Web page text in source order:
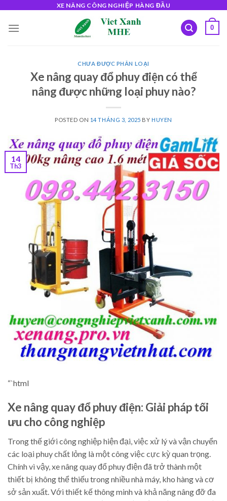
content
XE NÂNG CÔNG NGHIỆP HÀNG ĐẦU
0
CHƯA ĐƯỢC PHÂN LOẠI
Xe nâng quay đổ phuy điện có thể
nâng được những loại phuy nào?
POSTED ON 14 THÁNG 3, 2025 BY HUYEN
14
Th3
“`html
Xe nâng quay đổ phuy điện: Giải pháp tối
ưu cho công nghiệp
Trong thế giới công nghiệp hiện đại, việc xử lý và vận chuyển
các loại phuy chất lỏng là một công việc cực kỳ quan trọng.
Chính vì vậy, xe nâng quay đổ phuy điện đã trở thành một
thiết bị không thể thiếu trong nhiều nhà máy, kho hàng và cơ
sở sản xuất. Với thiết kế thông minh và khả năng nâng đỡ đa